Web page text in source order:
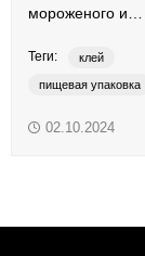
мороженого и
технологии
сварки».
Теги: клей
пищевая упаковка
02.10.2024